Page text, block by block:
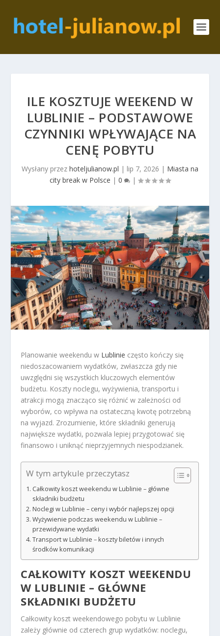
ILE KOSZTUJE WEEKEND W
LUBLINIE – PODSTAWOWE
CZYNNIKI WPŁYWAJĄCE NA
CENĘ POBYTU
Wysłany przez hoteljulianow.pl | lip 7, 2026 | Miasta na
city break w Polsce | 0 |
Planowanie weekendu w Lublinie często kończy się
niedoszacowaniem wydatków, zwłaszcza gdy nie
uwzględni się wszystkich kluczowych elementów
budżetu. Koszty noclegu, wyżywienia, transportu i
atrakcji mogą znacząco się różnić w zależności od
wyborów, co wpływa na ostateczną kwotę potrzebną
na wyjazd. Zrozumienie, które składniki generują
największe wydatki, pozwala lepiej przygotować się
finansowo i uniknąć nieprzyjemnych niespodzianek.
W tym artykule przeczytasz
Całkowity koszt weekendu w Lublinie – główne
składniki budżetu
Noclegi w Lublinie – ceny i wybór najlepszej opcji
Wyżywienie podczas weekendu w Lublinie –
przewidywane wydatki
Transport w Lublinie – koszty biletów i innych
środków komunikacji
CAŁKOWITY KOSZT WEEKENDU
W LUBLINIE – GŁÓWNE
SKŁADNIKI BUDŻETU
Całkowity koszt weekendowego pobytu w Lublinie
zależy głównie od czterech grup wydatków: noclegu,